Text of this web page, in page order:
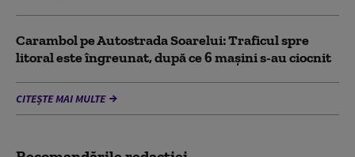
Carambol pe Autostrada Soarelui: Traficul spre
litoral este îngreunat, după ce 6 mașini s-au ciocnit
CITEȘTE MAI MULTE